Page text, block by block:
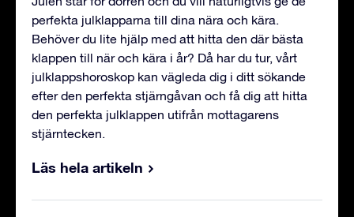
perfekta julklapparna till dina nära och kära.
Behöver du lite hjälp med att hitta den där bästa
klappen till när och kära i år? Då har du tur, vårt
julklappshoroskop kan vägleda dig i ditt sökande
efter den perfekta stjärngåvan och få dig att hitta
den perfekta julklappen utifrån mottagarens
stjärntecken.
Läs hela artikeln